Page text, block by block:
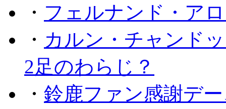
・ フェルナンド・ア
・ カルン・チャンド
2足のわらじ？
・ 鈴鹿ファン感謝デ